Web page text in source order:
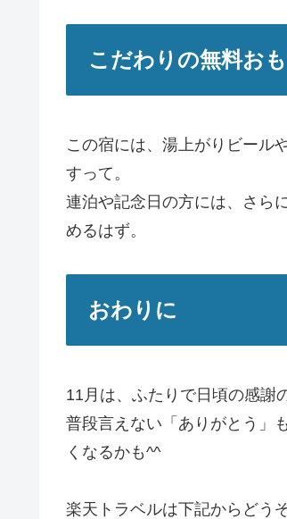
こだわりの無料お
この宿には、湯上がりビール
すって。
連泊や記念日の方には、さら
めるはず。
おわりに
11月は、ふたりで日頃の感謝
普段言えない「ありがとう」
くなるかも^^
楽天トラベルは下記からどう